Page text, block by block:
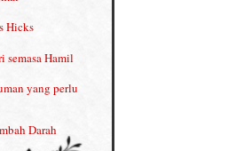
Hamil
Hicks
Hamil
yang perlu
Darah